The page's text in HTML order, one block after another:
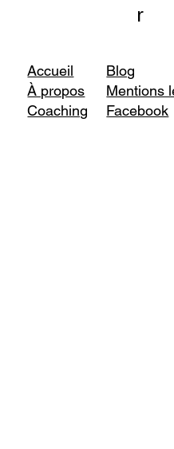
r
Accueil
À propos
Coaching
Blog
Mentions
Facebook